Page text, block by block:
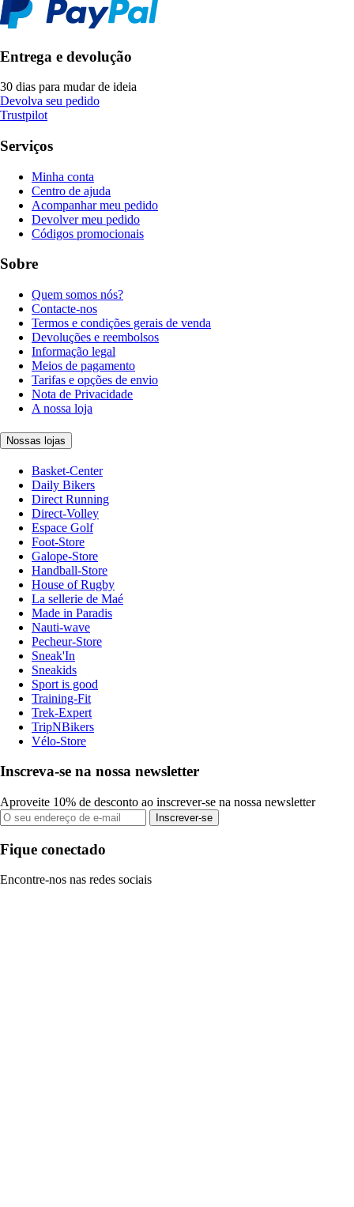
Entrega e devolução
30 dias para mudar de ideia
Devolva seu pedido
Trustpilot
Serviços
Minha conta
Centro de ajuda
Acompanhar meu pedido
Devolver meu pedido
Códigos promocionais
Sobre
Quem somos nós?
Contacte-nos
Termos e condições gerais de venda
Devoluções e reembolsos
Informação legal
Meios de pagamento
Tarifas e opções de envio
Nota de Privacidade
A nossa loja
Nossas lojas
Basket-Center
Daily Bikers
Direct Running
Direct-Volley
Espace Golf
Foot-Store
Galope-Store
Handball-Store
House of Rugby
La sellerie de Maé
Made in Paradis
Nauti-wave
Pecheur-Store
Sneak'In
Sneakids
Sport is good
Training-Fit
Trek-Expert
TripNBikers
Vélo-Store
Inscreva-se na nossa newsletter
Aproveite 10% de desconto ao inscrever-se na nossa newsletter
Inscrever-se
Fique conectado
Encontre-nos nas redes sociais